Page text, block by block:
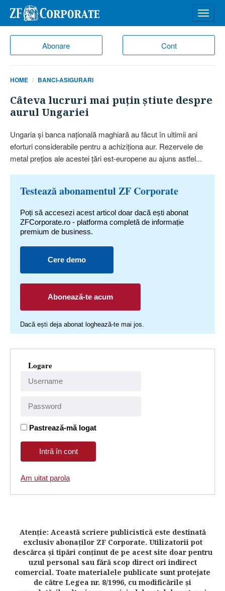
Abonare Cont
meniu
HOME BANCI-ASIGURARI
Câteva lucruri mai puţin ştiute despre
aurul Ungariei
Ungaria şi banca naţională ma­ghia­ră au făcut în ultimii ani
eforturi considerabile pentru a achiziţiona aur. Rezervele de
metal preţios ale acestei ţări est-europene au ajuns astfel...
Testează abonamentul ZF Corporate
Poți să accesezi acest articol doar dacă ești abonat
ZFCorporate.ro - platforma completă de informație
premium de business.
Cere demo
Abonează-te acum
Dacă ești deja abonat loghează-te mai jos.
Logare
Pastrează-mă logat
Am uitat parola
Atenţie: Această scriere publicistică este destinată
exclusiv abonaţilor ZF Corporate. Utilizatorii pot
descărca şi tipări conţinut de pe acest site doar pentru
uzul personal sau fără scop direct ori indirect
comercial. Toate materialele publicate sunt protejate
de către Legea nr. 8/1996, cu modificările şi